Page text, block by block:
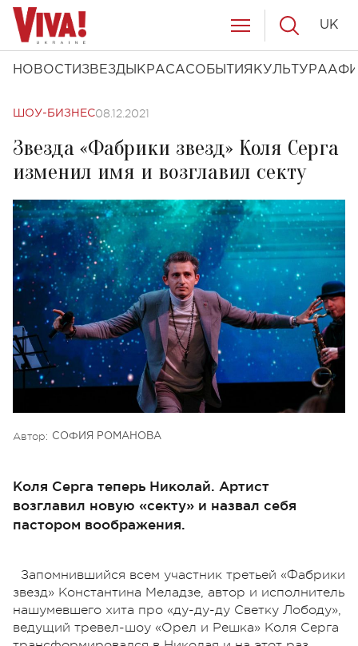
НОВОСТИ ЗВЕЗДЫ КРАСАСОБЫТИЯ КУЛЬТУРА
UK
ШОУ-БИЗНЕС08.12.2021
Звезда «Фабрики звезд» Коля Серга
изменил имя и возглавил секту
Автор: СОФИЯ РОМАНОВА
Коля Серга теперь Николай. Артист
возглавил новую «секту» и назвал себя
пастором воображения.
Запомнившийся всем участник третьей «Фабрики
звезд» Константина Меладзе, автор и исполнитель
нашумевшего хита про «ду-ду-ду Светку Лободу»,
ведущий тревел-шоу «Орел и Решка» Коля Серга